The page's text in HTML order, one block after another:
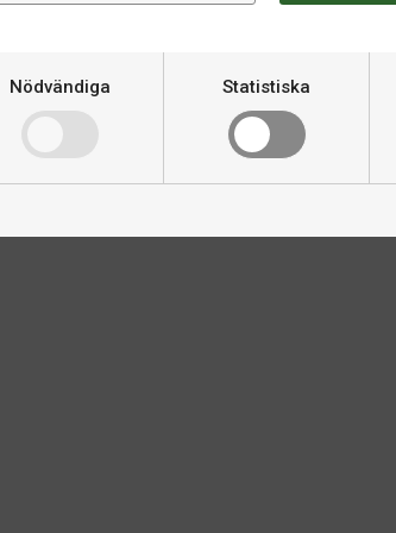
Nödvändiga Statistiska
Varumärke
Material